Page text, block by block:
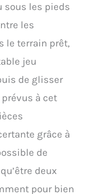
sous les pieds
les
le terrain prêt,
jeu
de glisser
à cet
grâce à
de
deux
pour bien